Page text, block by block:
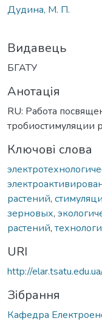
Дудина, М. П.
Видавець
БГАТУ
Анотація
RU: Работа
тробиостимуляции
Ключові слова
растений,
зерновых,
растений,
URI
http://
Зібрання
Кафедра